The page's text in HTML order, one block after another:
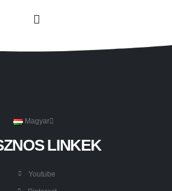
Magyar
LINKEK
Youtube